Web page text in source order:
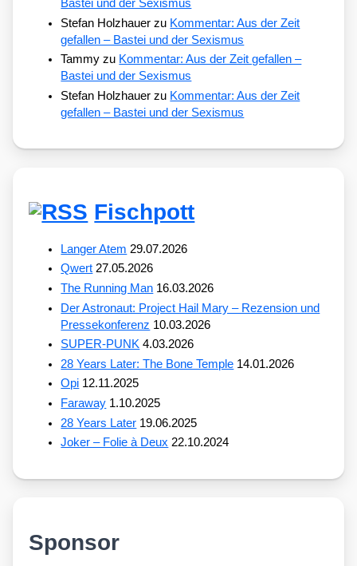
Bastei und der Sexismus
Stefan Holzhauer zu Kommentar: Aus der Zeit
gefallen – Bastei und der Sexismus
Tammy zu Kommentar: Aus der Zeit gefallen –
Bastei und der Sexismus
Stefan Holzhauer zu Kommentar: Aus der Zeit
gefallen – Bastei und der Sexismus
Fischpott
Langer Atem 29.07.2026
Qwert 27.05.2026
The Running Man 16.03.2026
Der Astronaut: Project Hail Mary – Rezension und
Pressekonferenz 10.03.2026
SUPER-PUNK 4.03.2026
28 Years Later: The Bone Temple 14.01.2026
Opi 12.11.2025
Faraway 1.10.2025
28 Years Later 19.06.2025
Joker – Folie à Deux 22.10.2024
Sponsor